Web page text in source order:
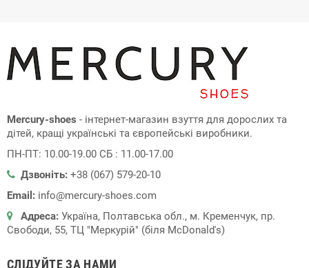
Mercury-shoes - інтернет-магазин взуття для дорослих та
дітей, кращі українські та європейські виробники.
ПН-ПТ: 10.00-19.00 СБ : 11.00-17.00
Дзвоніть: +38 (067) 579-20-10
Email: info@mercury-shoes.com
Адреса: Україна, Полтавська обл., м. Кременчук, пр.
Свободи, 55, ТЦ "Меркурій" (біля McDonald's)
СЛІДУЙТЕ ЗА НАМИ